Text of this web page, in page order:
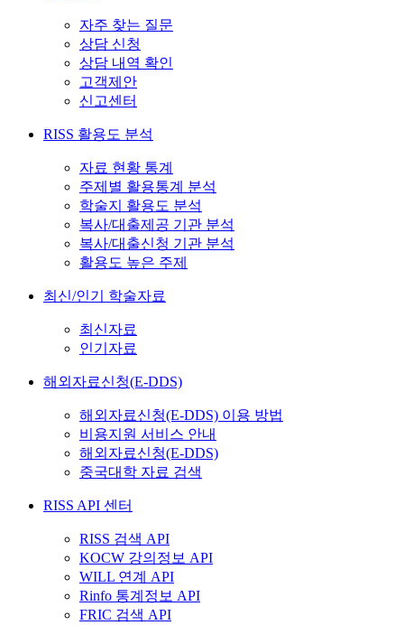
자주 찾는 질문
상담 신청
상담 내역 확인
고객제안
신고센터
RISS 활용도 분석
자료 현황 통계
주제별 활용통계 분석
학술지 활용도 분석
복사/대출제공 기관 분석
복사/대출신청 기관 분석
활용도 높은 주제
최신/인기 학술자료
최신자료
인기자료
해외자료신청(E-DDS)
해외자료신청(E-DDS) 이용 방법
비용지원 서비스 안내
해외자료신청(E-DDS)
중국대학 자료 검색
RISS API 센터
RISS 검색 API
KOCW 강의정보 API
WILL 연계 API
Rinfo 통계정보 API
FRIC 검색 API